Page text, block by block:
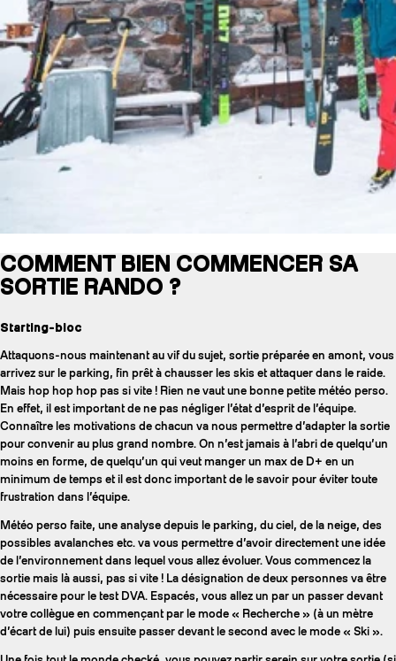
COMMENT BIEN COMMENCER SA
SORTIE RANDO ?
Starting-bloc
Attaquons-nous maintenant au vif du sujet, sortie préparée en amont, vous
arrivez sur le parking, fin prêt à chausser les skis et attaquer dans le raide.
Mais hop hop hop pas si vite ! Rien ne vaut une bonne petite météo perso.
En effet, il est important de ne pas négliger l’état d’esprit de l’équipe.
Connaître les motivations de chacun va nous permettre d’adapter la sortie
pour convenir au plus grand nombre. On n’est jamais à l’abri de quelqu’un
moins en forme, de quelqu’un qui veut manger un max de D+ en un
minimum de temps et il est donc important de le savoir pour éviter toute
frustration dans l’équipe.
Météo perso faite, une analyse depuis le parking, du ciel, de la neige, des
possibles avalanches etc. va vous permettre d’avoir directement une idée
de l’environnement dans lequel vous allez évoluer. Vous commencez la
sortie mais là aussi, pas si vite ! La désignation de deux personnes va être
nécessaire pour le test DVA. Espacés, vous allez un par un passer devant
votre collègue en commençant par le mode « Recherche » (à un mètre
d’écart de lui) puis ensuite passer devant le second avec le mode « Ski ».